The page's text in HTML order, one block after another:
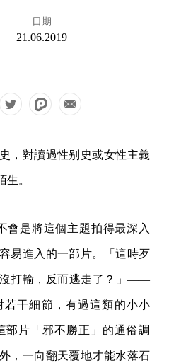
日期
21.06.2019
，對讀過性别史或女性主義
。
會是將這個主題拍得最深入
易進入的一部片。「這時歹
打輸，反而逃走了？」——
干細節，有過這類的小小
部片「邪不勝正」的通俗調
，一向翻天覆地才能水落石